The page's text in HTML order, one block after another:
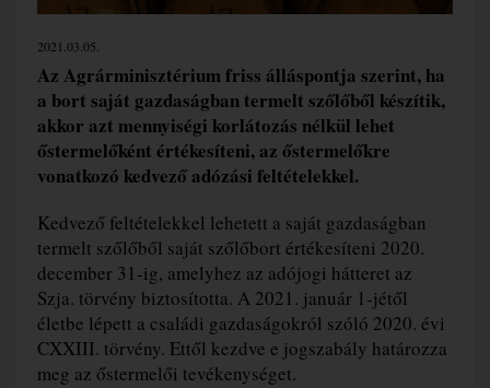
2021.03.05.
Az Agrárminisztérium friss álláspontja szerint, ha
a bort saját gazdaságban termelt szőlőből készítik,
akkor azt mennyiségi korlátozás nélkül lehet
őstermelőként értékesíteni, az őstermelőkre
vonatkozó kedvező adózási feltételekkel.
Kedvező feltételekkel lehetett a saját gazdaságban
termelt szőlőből saját szőlőbort értékesíteni 2020.
december 31-ig, amelyhez az adójogi hátteret az
Szja. törvény biztosította. A 2021. január 1-jétől
életbe lépett a családi gazdaságokról szóló 2020. évi
CXXIII. törvény. Ettől kezdve e jogszabály határozza
meg az őstermelői tevékenységet.